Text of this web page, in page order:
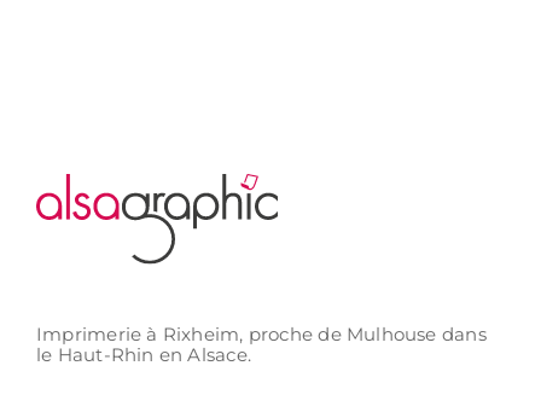
Imprimerie à Rixheim, proche de Mulhouse dans
le Haut-Rhin en Alsace.